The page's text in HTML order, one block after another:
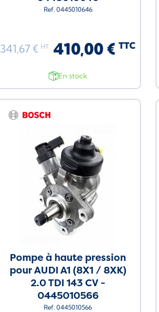
Ref. 0445010646
341,67 € HT 410,00 € TTC
En stock
Pompe à haute pression
pour AUDI A1 (8X1 / 8XK)
2.0 TDI 143 CV -
0445010566
Ref. 0445010566